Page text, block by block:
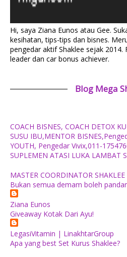
Hi, saya Ziana Eunos atau Gee.
kesihatan, tips-tips dan bisnes.
pengedar aktif Shaklee sejak
leader dan car bonus achiever.
Blog Mega
COACH BISNES, COACH DETOX
SUSU IBU,MENTOR
YOUTH, Pengedar Vivix,011-
SUPLEMEN ATASI LUKA LAMBAT
MASTER COORDINATOR SHAKLEE
Bukan semua demam boleh
Ziana Eunos
Giveaway Kotak Dari Ayu!
LegasiVitamin | LinakhtarGroup
Apa yang best Set Kurus Shaklee?